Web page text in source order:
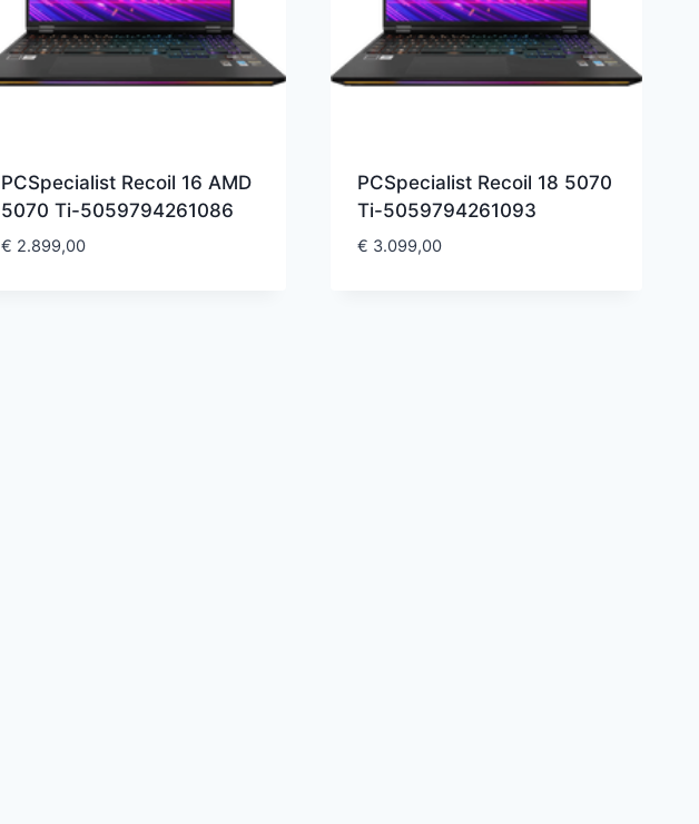
PCSpecialist Recoil 16 AMD
5070 Ti-5059794261086
€ 2.899,00
PCSpecialist Recoil 18 5070
Ti-5059794261093
€ 3.099,00